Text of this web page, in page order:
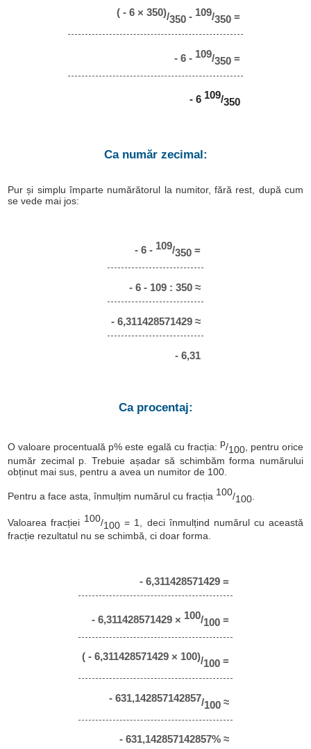
( - 6 × 350)/350- 109/350=
- 6 - 109/350=
- 6 109/350
Ca număr zecimal:
Pur și simplu împarte numărătorul la numitor, fără rest, după cum
se vede mai jos:
- 6 - 109/350=
- 6 - 109 : 350 ≈
- 6,311428571429 ≈
- 6,31
Ca procentaj:
O valoare procentuală p% este egală cu fracția: p/100, pentru orice
număr zecimal p. Trebuie așadar să schimbăm forma numărului
obținut mai sus, pentru a avea un numitor de 100.
Pentru a face asta, înmulțim numărul cu fracția 100/100
Valoarea fracției 100/100 = 1, deci înmulțind numărul cu această
fracție rezultatul nu se schimbă, ci doar forma.
- 6,311428571429 =
- 6,311428571429 × 100/100 =
( - 6,311428571429 × 100)/100 =
- 631,142857142857/100 ≈
- 631,142857142857% ≈